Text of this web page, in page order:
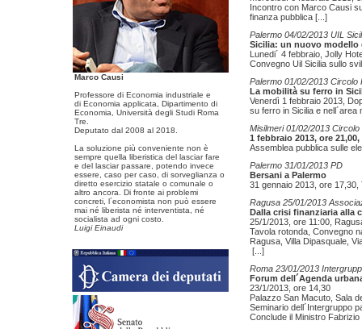
Marco Causi
Professore di Economia industriale e
di Economia applicata, Dipartimento di
Economia, Università degli Studi Roma
Tre.
Deputato dal 2008 al 2018.
La soluzione più conveniente non è
sempre quella liberistica del lasciar fare
e del lasciar passare, potendo invece
essere, caso per caso, di sorveglianza o
diretto esercizio statale o comunale o
altro ancora. Di fronte ai problemi
concreti, l´economista non può essere
mai né liberista né interventista, né
socialista ad ogni costo.
Luigi Einaudi
Incontro con Marco Causi
finanza pubblica [...]
Palermo 04/02/2013 UIL
Sicilia: un nuovo modello
Lunedi´ 4 febbraio, Jolly
Convegno Uil Sicilia sullo
Palermo 01/02/2013 Circolo
La mobilità su ferro in
Venerdì 1 febbraio 2013,
su ferro in Sicilia e
Misilmeri 01/02/2013 Circolo
1 febbraio 2013, ore
Assemblea pubblica sulle
Palermo 31/01/2013 PD
Bersani a Palermo
31 gennaio 2013, ore
Ragusa 25/01/2013
Dalla crisi finanziaria alla
25/1/2013, ore 11:00,
Tavola rotonda, Convegno
Ragusa, Villa Dipasquale,
[...]
Roma 23/01/2013
Forum dell´Agenda
23/1/2013, ore 14,30
Palazzo San Macuto, Sala
Seminario dell´Intergruppo
Conclude il Ministro